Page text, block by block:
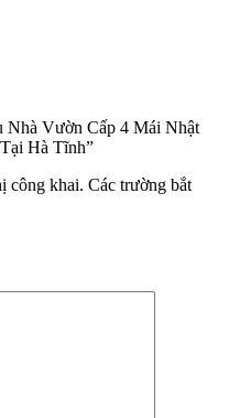
Nhà Vườn Cấp 4 Mái Nhật
Hà Tĩnh”
công khai. Các trường bắt